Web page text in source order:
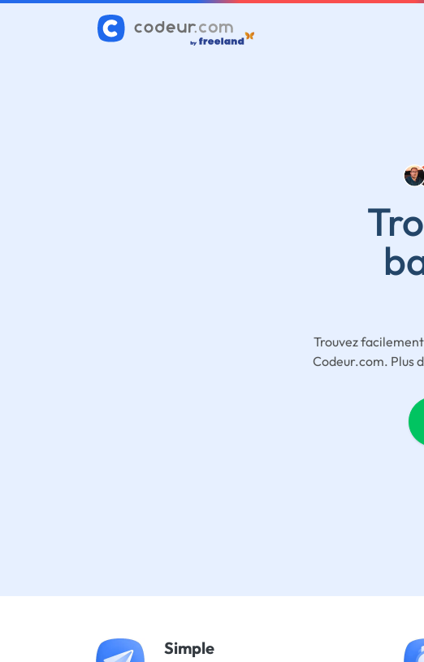
Trouvez
Codeur.com. Plus
Simple